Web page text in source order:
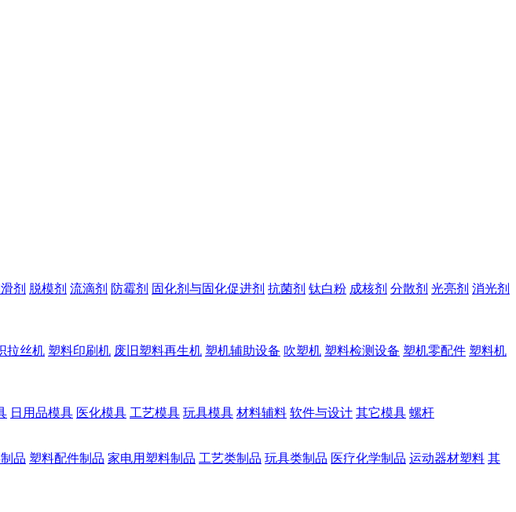
剂 脱模剂 流滴剂 防霉剂 固化剂与固化促进剂 抗菌剂 钛白粉 成核剂 分散剂 光亮剂 消光剂
拉丝机 塑料印刷机 废旧塑料再生机 塑机辅助设备 吹塑机 塑料检测设备 塑机零配件 塑料机
日用品模具 医化模具 工艺模具 玩具模具 材料辅料 软件与设计 其它模具 螺杆
品 塑料配件制品 家电用塑料制品 工艺类制品 玩具类制品 医疗化学制品 运动器材塑料 其